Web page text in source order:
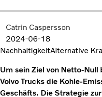
Catrin Caspersson
2024-06-18
NachhaltigkeitAlternative
Um sein Ziel von Netto-
Volvo Trucks die Kohle-
Geschäfts. Die Strategie